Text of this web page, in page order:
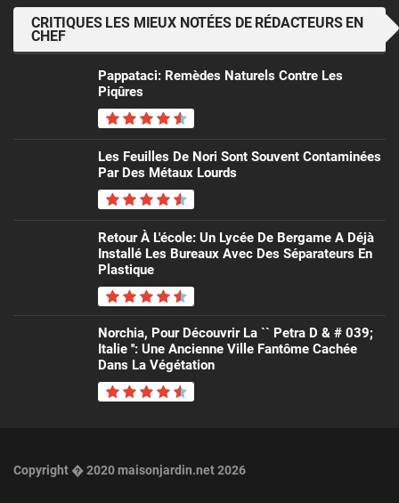
CRITIQUES LES MIEUX NOTÉES DE RÉDACTEURS EN
CHEF
Pappataci: Remèdes Naturels Contre Les
Piqûres
Les Feuilles De Nori Sont Souvent Contaminées
Par Des Métaux Lourds
Retour À L'école: Un Lycée De Bergame A Déjà
Installé Les Bureaux Avec Des Séparateurs En
Plastique
Norchia, Pour Découvrir La `` Petra D & # 039;
Italie '': Une Ancienne Ville Fantôme Cachée
Dans La Végétation
Copyright � 2020 maisonjardin.net 2026